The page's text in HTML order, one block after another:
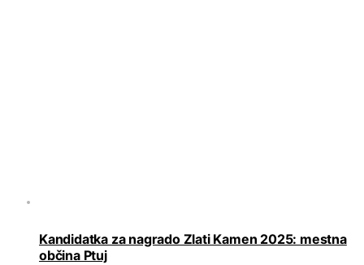
Kandidatka za nagrado Zlati Kamen 2025: mestna
občina Ptuj